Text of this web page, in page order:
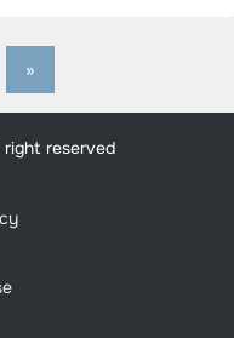
Next
»
reserved